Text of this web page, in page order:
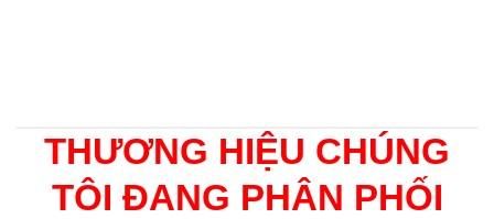
THƯƠNG HIỆU CHÚNG
TÔI ĐANG PHÂN PHỐI